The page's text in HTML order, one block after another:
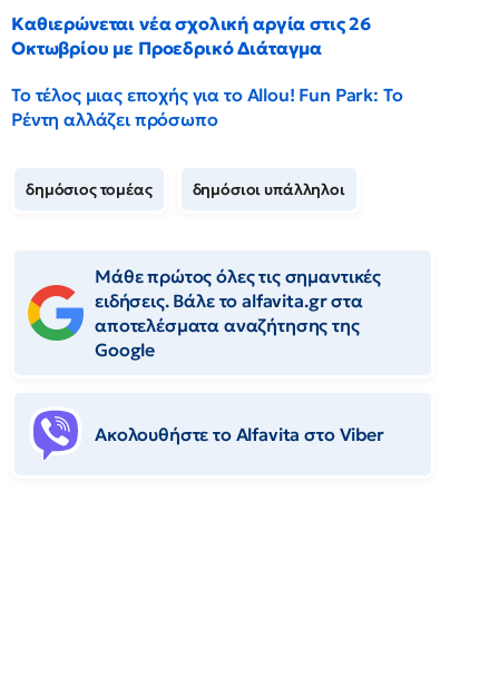
Καθιερώνεται νέα σχολική αργία στις 26
Οκτωβρίου με Προεδρικό Διάταγμα
Το τέλος μιας εποχής για το Allou! Fun Park: Το
Ρέντη αλλάζει πρόσωπο
δημόσιος τομέας δημόσιοι υπάλληλοι
Μάθε πρώτος όλες τις σημαντικές
ειδήσεις. Βάλε το alfavita.gr στα
αποτελέσματα αναζήτησης της
Google
Ακολουθήστε το Αlfavita στο Viber